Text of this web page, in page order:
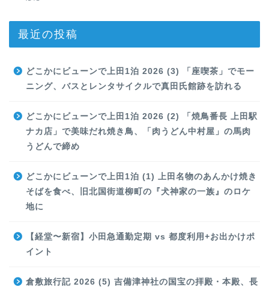
最近の投稿
どこかにビューンで上田1泊 2026 (3) 「座喫茶」でモー
ニング、バスとレンタサイクルで真田氏館跡を訪れる
どこかにビューンで上田1泊 2026 (2) 「焼鳥番長 上田駅
ナカ店」で美味だれ焼き鳥、「肉うどん中村屋」の馬肉
うどんで締め
どこかにビューンで上田1泊 (1) 上田名物のあんかけ焼き
そばを食べ、旧北国街道柳町の『犬神家の一族』のロケ
地に
【経堂〜新宿】小田急通勤定期 vs 都度利用+お出かけポ
イント
倉敷旅行記 2026 (5) 吉備津神社の国宝の拝殿・本殿、長